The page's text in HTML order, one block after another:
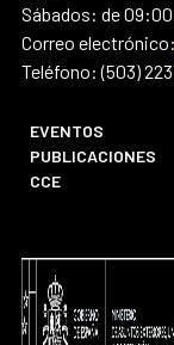
Sábados: de
Correo electrónico:
Teléfono: (503)
EVENTOS
PUBLICACIONES
CCE